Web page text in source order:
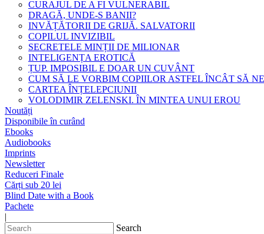
CURAJUL DE A FI VULNERABIL
DRAGĂ, UNDE-S BANII?
INVĂȚĂTORII DE GRIJĂ. SALVATORII
COPILUL INVIZIBIL
SECRETELE MINȚII DE MILIONAR
INTELIGENȚA EROTICĂ
ȚUP. IMPOSIBIL E DOAR UN CUVÂNT
CUM SĂ LE VORBIM COPIILOR ASTFEL ÎNCÂT SĂ
CARTEA ÎNȚELEPCIUNII
VOLODIMIR ZELENSKI. ÎN MINTEA UNUI EROU
Noutăți
Disponibile în curând
Ebooks
Audiobooks
Imprints
Newsletter
Reduceri Finale
Cărți sub 20 lei
Blind Date with a Book
Pachete
|
Search